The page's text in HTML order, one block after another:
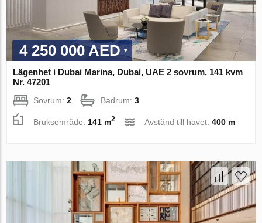
4 250 000 AED
Lägenhet i Dubai Marina, Dubai, UAE 2 sovrum, 141 kvm
Nr. 47201
Sovrum:2 Badrum:3
Bruksområde: 141 m2 Avstånd till havet:400 m